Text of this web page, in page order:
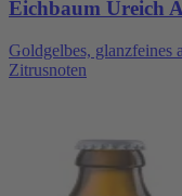
Eichbaum Ureich
Goldgelbes, glanzfeines
Zitrusnoten